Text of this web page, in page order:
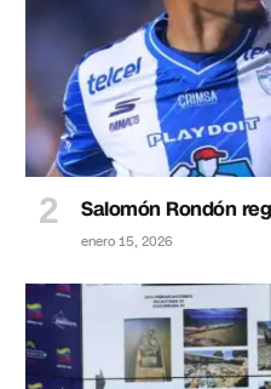
Salomón Rondón
enero 15, 2026